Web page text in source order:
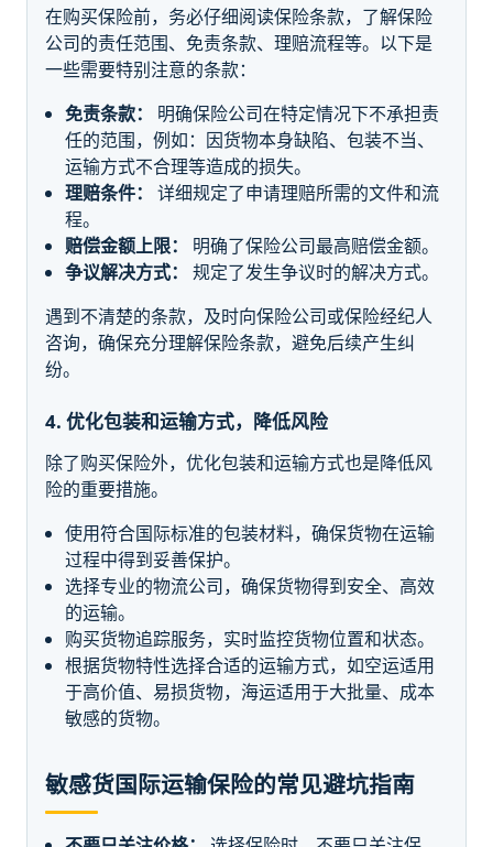
在购买保险前，务必仔细阅读保险条款，了解保险
公司的责任范围、免责条款、理赔流程等。以下是
一些需要特别注意的条款：
免责条款：
明确保险公司在特定情况下不承担责
任的范围，例如：因货物本身缺陷、包装不当、
运输方式不合理等造成的损失。
理赔条件：
详细规定了申请理赔所需的文件和流
程。
赔偿金额上限：
明确了保险公司最高赔偿金额。
争议解决方式：
规定了发生争议时的解决方式。
遇到不清楚的条款，及时向保险公司或保险经纪人
咨询，确保充分理解保险条款，避免后续产生纠
纷。
4. 优化包装和运输方式，降低风险
除了购买保险外，优化包装和运输方式也是降低风
险的重要措施。
使用符合国际标准的包装材料，确保货物在运输
过程中得到妥善保护。
选择专业的物流公司，确保货物得到安全、高效
的运输。
购买货物追踪服务，实时监控货物位置和状态。
根据货物特性选择合适的运输方式，如空运适用
于高价值、易损货物，海运适用于大批量、成本
敏感的货物。
敏感货国际运输保险的常见避坑指南